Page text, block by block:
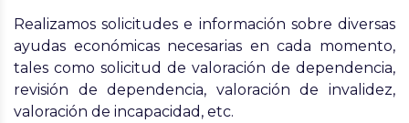
Realizamos solicitudes e información sobre diversas
ayudas económicas necesarias en cada momento,
tales como solicitud de valoración de dependencia,
revisión de dependencia, valoración de invalidez,
valoración de incapacidad, etc.